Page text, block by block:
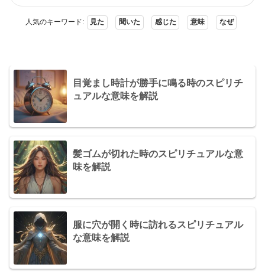
人気のキーワード: 見た 聞いた 感じた 意味 なぜ
目覚まし時計が勝手に鳴る時のスピリチ
ュアルな意味を解説
髪ゴムが切れた時のスピリチュアルな意
味を解説
服に穴が開く時に訪れるスピリチュアル
な意味を解説